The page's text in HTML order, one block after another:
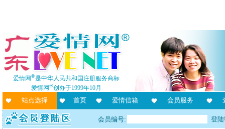
爱情网®是中华人民共和国注册服务商标
爱情网®创办于1999年10月
站点选择 首页 爱情信箱 会员服务
会员编号: 登